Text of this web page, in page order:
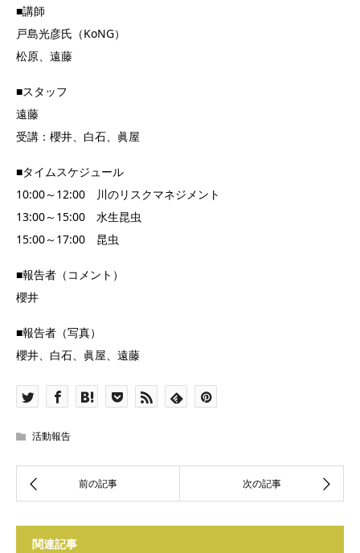
■講師
戸島光彦氏（KoNG）
松原、遠藤
■スタッフ
遠藤
受講：櫻井、白石、眞屋
■タイムスケジュール
10:00～12:00 川のリスクマネジメント
13:00～15:00 水生昆虫
15:00～17:00 昆虫
■報告者（コメント）
櫻井
■報告者（写真）
櫻井、白石、眞屋、遠藤
活動報告
関連記事